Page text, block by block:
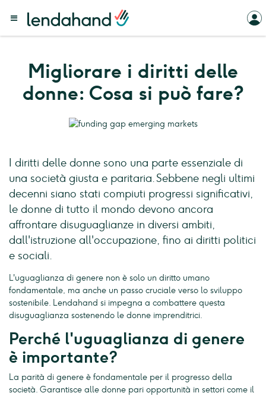
Migliorare i diritti delle
donne: Cosa si può fare?
I diritti delle donne sono una parte essenziale di
una società giusta e paritaria. Sebbene negli ultimi
decenni siano stati compiuti progressi significativi,
le donne di tutto il mondo devono ancora
affrontare disuguaglianze in diversi ambiti,
dall'istruzione all'occupazione, fino ai diritti politici
e sociali.
L'uguaglianza di genere non è solo un diritto umano
fondamentale, ma anche un passo cruciale verso lo sviluppo
sostenibile. Lendahand si impegna a combattere questa
disuguaglianza sostenendo le donne imprenditrici.
Perché l'uguaglianza di genere
è importante?
La parità di genere è fondamentale per il progresso della
società. Garantisce alle donne pari opportunità in settori come il